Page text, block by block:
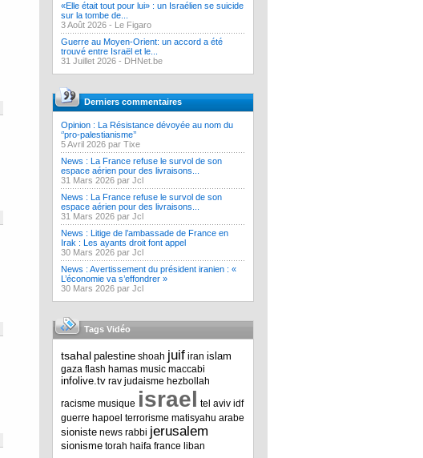
«Elle était tout pour lui» : un Israélien se suicide
sur la tombe de...
3 Août 2026 - Le Figaro
Guerre au Moyen-Orient: un accord a été
trouvé entre Israël et le...
31 Juillet 2026 - DHNet.be
Derniers commentaires
Opinion : La Résistance dévoyée au nom du
‘’pro-palestianisme’’
5 Avril 2026 par Tixe
News : La France refuse le survol de son
espace aérien pour des livraisons...
31 Mars 2026 par Jcl
News : La France refuse le survol de son
espace aérien pour des livraisons...
31 Mars 2026 par Jcl
News : Litige de l’ambassade de France en
Irak : Les ayants droit font appel
30 Mars 2026 par Jcl
News : Avertissement du président iranien : «
L’économie va s’effondrer »
30 Mars 2026 par Jcl
Tags Vidéo
tsahal palestine shoah juif iran islam
gaza flash hamas music maccabi
infolive.tv rav judaisme hezbollah
racisme musique israel tel aviv idf
guerre hapoel terrorisme matisyahu arabe
sioniste news rabbi jerusalem
sionisme torah haifa france liban